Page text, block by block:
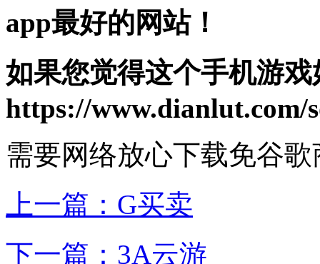
app最好的网站！
如果您觉得这个手机游
https://www.dianlut.com/
需要网络放心下载免谷歌
上一篇： G买卖
下一篇： 3A云游